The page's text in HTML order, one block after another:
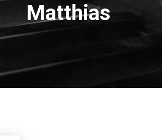
Matthias